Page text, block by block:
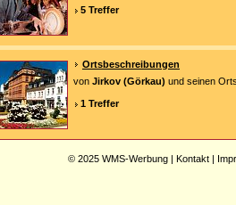
5 Treffer
Ortsbeschreibungen
von Jirkov (Görkau) und seinen
1 Treffer
© 2025 WMS-Werbung | Kontakt |